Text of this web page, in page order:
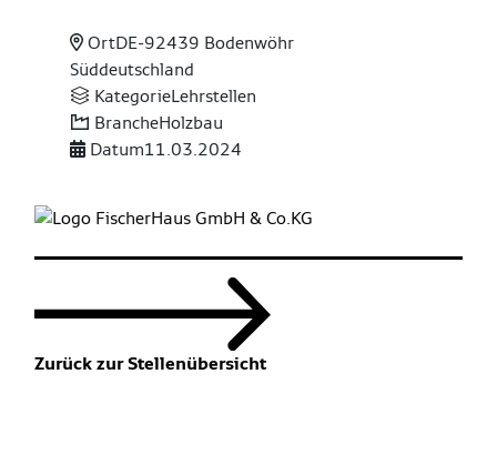
OrtDE-92439 Bodenwöhr
Süddeutschland
KategorieLehrstellen
BrancheHolzbau
Datum11.03.2024
Zurück zur Stellenübersicht